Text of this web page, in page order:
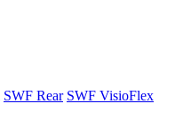
SWF Rear SWF VisioFlex